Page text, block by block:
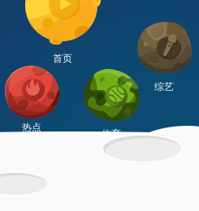
综艺
体育
热点
首页